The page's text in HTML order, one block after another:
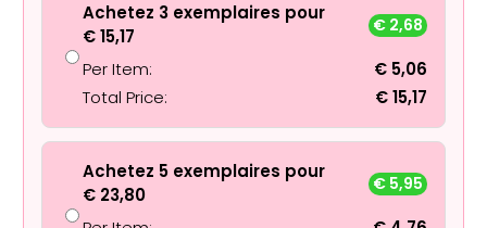
Achetez 3 exemplaires pour
€15,17
€ 2,68
Per Item: € 5,06
Total Price:
€15,17
Achetez 5 exemplaires pour
€ 23,80
€ 5,95